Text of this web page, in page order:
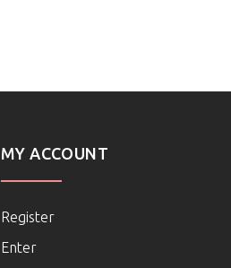
MY ACCOUNT
Register
Enter